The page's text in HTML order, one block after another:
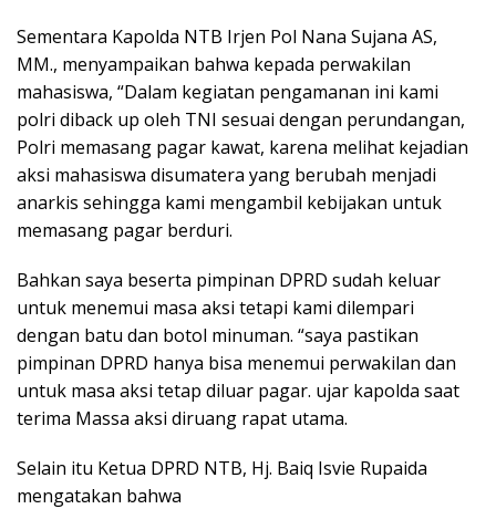
Sementara Kapolda NTB Irjen Pol Nana Sujana AS,
MM., menyampaikan bahwa kepada perwakilan
mahasiswa, “Dalam kegiatan pengamanan ini kami
polri diback up oleh TNI sesuai dengan perundangan,
Polri memasang pagar kawat, karena melihat kejadian
aksi mahasiswa disumatera yang berubah menjadi
anarkis sehingga kami mengambil kebijakan untuk
memasang pagar berduri.
Bahkan saya beserta pimpinan DPRD sudah keluar
untuk menemui masa aksi tetapi kami dilempari
dengan batu dan botol minuman. “saya pastikan
pimpinan DPRD hanya bisa menemui perwakilan dan
untuk masa aksi tetap diluar pagar. ujar kapolda saat
terima Massa aksi diruang rapat utama.
Selain itu Ketua DPRD NTB, Hj. Baiq Isvie Rupaida
mengatakan bahwa